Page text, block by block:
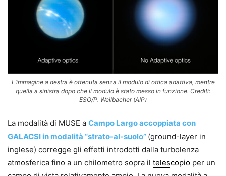
L’immagine a destra è ottenuta senza il modulo di ottica adattiva, mentre
quella a sinistra dopo che il modulo è stato messo in funzione. Crediti:
ESO/P. Weilbacher (AIP)
La modalità di MUSE a Campo Largo accoppiata con
GALACSI in modalità “strato-al-suolo” (ground-layer in
inglese) corregge gli effetti introdotti dalla turbolenza
atmosferica fino a un chilometro sopra il telescopio per un